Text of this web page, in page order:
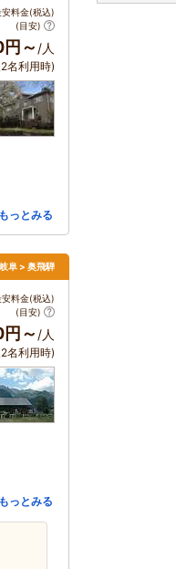
安料金(税込)
(目安)
～ /人
名利用時)
っとみる
岐阜 > 奥飛騨
安料金(税込)
(目安)
～ /人
名利用時)
っとみる